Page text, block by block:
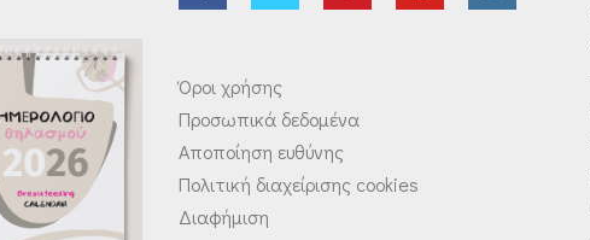
Όροι χρήσης
Προσωπικά δεδομένα
Αποποίηση ευθύνης
Πολιτική διαχείρισης cookies
Διαφήμιση